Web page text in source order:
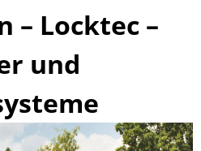
– Locktec –
und